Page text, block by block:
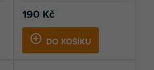
190 Kč
DO KOŠÍKU